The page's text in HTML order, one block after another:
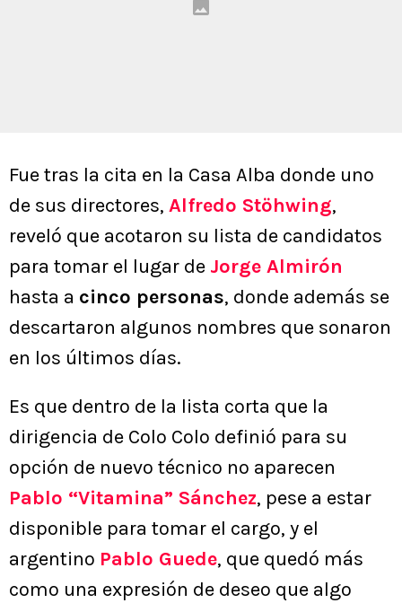
Fue tras la cita en la Casa Alba donde uno
de sus directores, Alfredo Stöhwing,
reveló que acotaron su lista de candidatos
para tomar el lugar de Jorge Almirón
hasta a cinco personas, donde además se
descartaron algunos nombres que sonaron
en los últimos días.
Es que dentro de la lista corta que la
dirigencia de Colo Colo definió para su
opción de nuevo técnico no aparecen
Pablo “Vitamina” Sánchez, pese a estar
disponible para tomar el cargo, y el
argentino Pablo Guede, que quedó más
como una expresión de deseo que algo